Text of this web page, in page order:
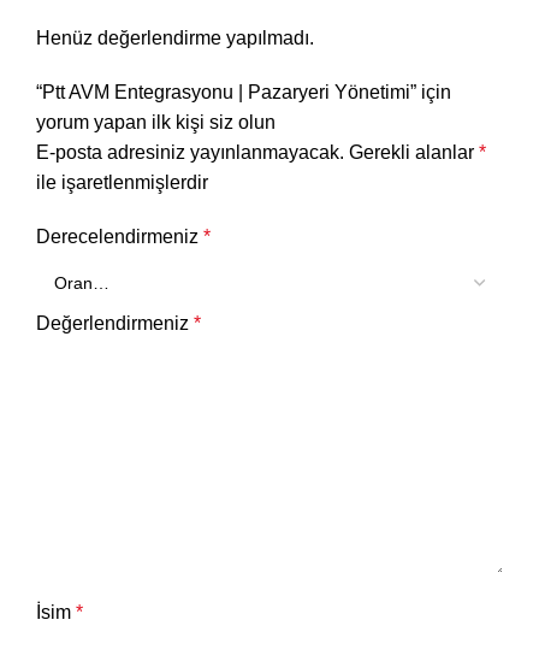
Henüz değerlendirme yapılmadı.
“Ptt AVM Entegrasyonu | Pazaryeri Yönetimi” için
yorum yapan ilk kişi siz olun
E-posta adresiniz yayınlanmayacak. Gerekli alanlar *
ile işaretlenmişlerdir
Derecelendirmeniz *
Değerlendirmeniz *
İsim *